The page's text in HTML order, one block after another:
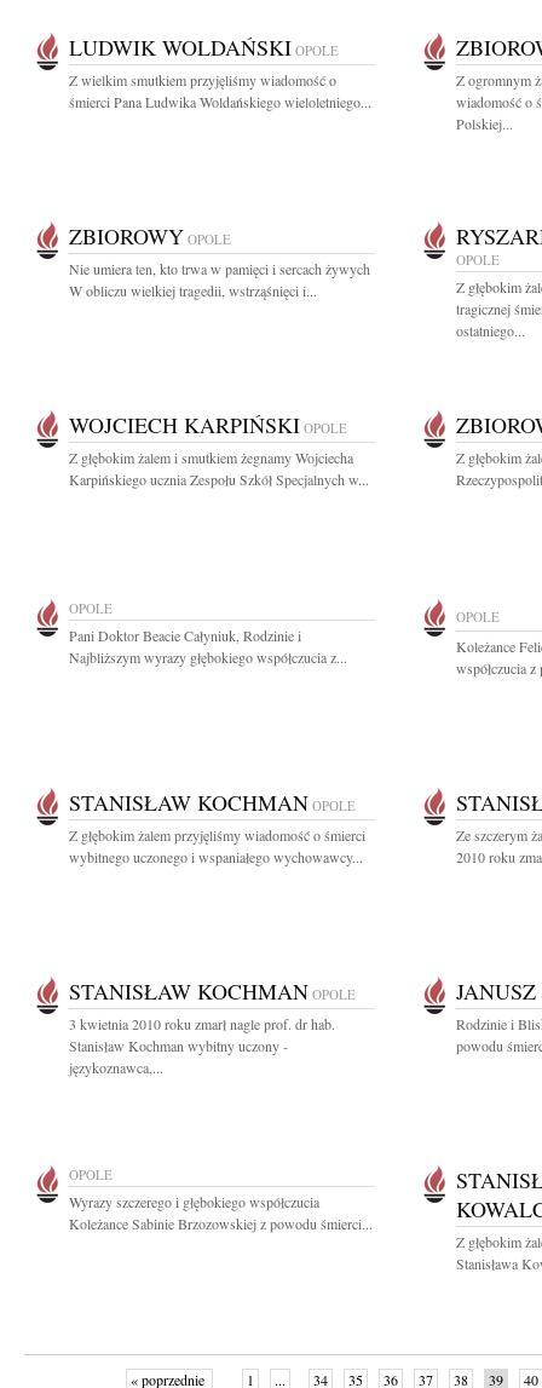
LUDWIK WOLDAŃSKI OPOLE
Z wielkim smutkiem przyjęliśmy wiadomość o
śmierci Pana Ludwika Woldańskiego wieloletniego...
Z ogromnym
wiadomość o
Polskiej...
ZBIOROWY OPOLE
Nie umiera ten, kto trwa w pamięci i sercach żywych
W obliczu wielkiej tragedii, wstrząśnięci i...
OPOLE
Z głębokim
tragicznej
ostatniego...
WOJCIECH KARPIŃSKI OPOLE
Z głębokim żalem i smutkiem żegnamy Wojciecha
Karpińskiego ucznia Zespołu Szkół Specjalnych w...
Z głębokim
OPOLE
Pani Doktor Beacie Całyniuk, Rodzinie i
Najbliższym wyrazy głębokiego współczucia z...
OPOLE
Koleżance
współczucia
STANISŁAW KOCHMAN OPOLE
Z głębokim żalem przyjęliśmy wiadomość o śmierci
wybitnego uczonego i wspaniałego wychowawcy...
Ze szczerym
2010 roku
STANISŁAW KOCHMAN OPOLE
3 kwietnia 2010 roku zmarł nagle prof. dr hab.
Stanisław Kochman wybitny uczony -
językoznawca,...
Rodzinie i
powodu
OPOLE
Wyrazy szczerego i głębokiego współczucia
Koleżance Sabinie Brzozowskiej z powodu śmierci...
Z głębokim
Stanisława
« poprzednie 1 ... 34 35 36 37 38 39 40